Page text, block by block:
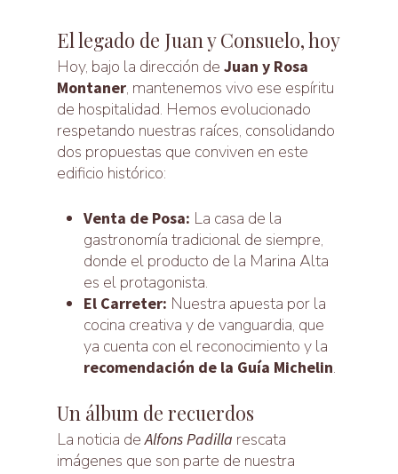
El legado de Juan y Consuelo, hoy
Hoy, bajo la dirección de Juan y Rosa
Montaner, mantenemos vivo ese espíritu
de hospitalidad. Hemos evolucionado
respetando nuestras raíces, consolidando
dos propuestas que conviven en este
edificio histórico:
Venta de Posa: La casa de la
gastronomía tradicional de siempre,
donde el producto de la Marina Alta
es el protagonista.
El Carreter: Nuestra apuesta por la
cocina creativa y de vanguardia, que
ya cuenta con el reconocimiento y la
recomendación de la Guía Michelin.
Un álbum de recuerdos
La noticia deAlfons Padilla rescata
imágenes que son parte de nuestra